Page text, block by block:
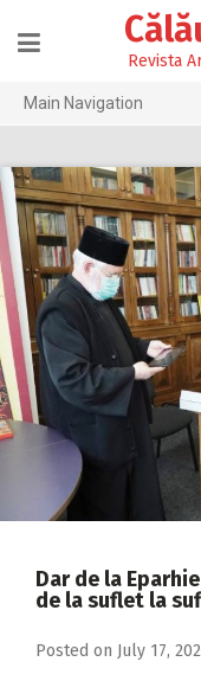
content
Revista
Main Navigation
2026
2025
2024
2023
2022
2021
2017
Dar de la
de la suflet la
Posted on July 17,